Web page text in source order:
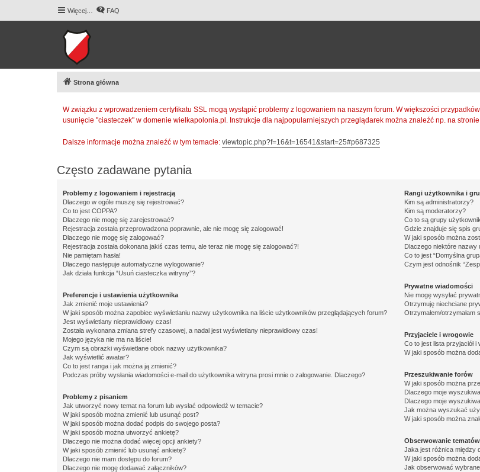
Więcej… FAQ
Strona główna
W związku z wprowadzeniem certyfikatu SSL mogą wystąpić problemy z logowaniem na naszym forum. W większości
usunięcie "ciasteczek" w domenie wielkapolonia.pl. Instrukcje dla najpopularniejszych przeglądarek można znaleźć np. na
Dalsze informacje można znaleźć w tym temacie: viewtopic.php?f=16&t=16541&start=25#p687325
Często zadawane pytania
Problemy z logowaniem i rejestracją
Dlaczego w ogóle muszę się rejestrować?
Co to jest COPPA?
Dlaczego nie mogę się zarejestrować?
Rejestracja została przeprowadzona poprawnie, ale nie mogę się zalogować!
Dlaczego nie mogę się zalogować?
Rejestracja została dokonana jakiś czas temu, ale teraz nie mogę się zalogować?!
Nie pamiętam hasła!
Dlaczego następuje automatyczne wylogowanie?
Jak działa funkcja “Usuń ciasteczka witryny”?
Preferencje i ustawienia użytkownika
Jak zmienić moje ustawienia?
W jaki sposób można zapobiec wyświetlaniu nazwy użytkownika na liście użytkowników przeglądających forum?
Jest wyświetlany nieprawidłowy czas!
Została wykonana zmiana strefy czasowej, a nadal jest wyświetlany nieprawidłowy czas!
Mojego języka nie ma na liście!
Czym są obrazki wyświetlane obok nazwy użytkownika?
Jak wyświetlić awatar?
Co to jest ranga i jak można ją zmienić?
Podczas próby wysłania wiadomości e-mail do użytkownika witryna prosi mnie o zalogowanie. Dlaczego?
Problemy z pisaniem
Jak utworzyć nowy temat na forum lub wysłać odpowiedź w temacie?
W jaki sposób można zmienić lub usunąć post?
W jaki sposób można dodać podpis do swojego posta?
W jaki sposób można utworzyć ankietę?
Dlaczego nie można dodać więcej opcji ankiety?
W jaki sposób zmienić lub usunąć ankietę?
Dlaczego nie mam dostępu do forum?
Dlaczego nie mogę dodawać załączników?
Rangi użytkownika i
Kim są administratorzy?
Kim są moderatorzy?
Co to są grupy
Gdzie znajduje się spis
W jaki sposób można
Dlaczego niektóre nazwy
Co to jest “Domyślna
Czym jest odnośnik
Prywatne wiadomości
Nie mogę wysyłać
Otrzymuję niechciane
Otrzymałem/
Przyjaciele i wrogowie
Co to jest lista przyjaciół i
W jaki sposób można
Przeszukiwanie forów
W jaki sposób można
Dlaczego moje
Dlaczego moje
Jak można wyszukać
W jaki sposób można
Obserwowanie tematów
Jaka jest różnica między
W jaki sposób można
Jak obserwować